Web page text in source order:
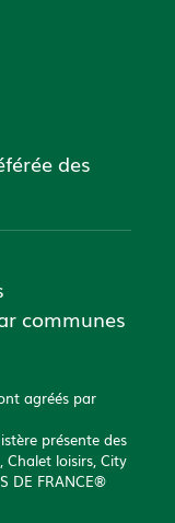
des
communes
agréés par
présente des
Chalet loisirs, City
DE FRANCE®